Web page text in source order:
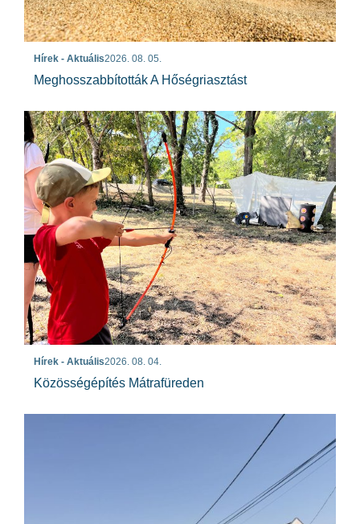
Hírek - Aktuális2026. 08. 05.
Meghosszabbították A Hőségriasztást
Hírek - Aktuális2026. 08. 04.
Közösségépítés Mátrafüreden